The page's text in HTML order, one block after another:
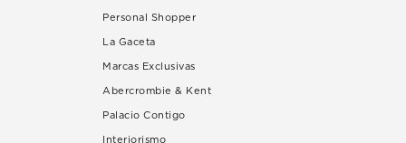
Personal Shopper
La Gaceta
Marcas Exclusivas
Abercrombie & Kent
Palacio Contigo
Interiorismo